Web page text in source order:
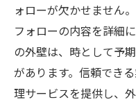
ォローが欠かせません
フォローの内容を詳細
の外壁は、時として予
があります。信頼でき
理サービスを提供し、